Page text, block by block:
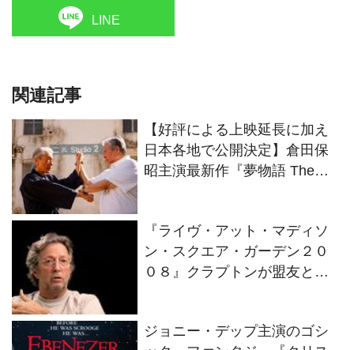
LINE
関連記事
【好評による上映延長に加え
日本各地で公開決定】倉田保
昭主演最新作『夢物語 The
『ライヴ・アット・マディソ
ン・スクエア・ガーデン２０
０８』クラプトンが盟友との
ジョニー・デップ主演のゴシ